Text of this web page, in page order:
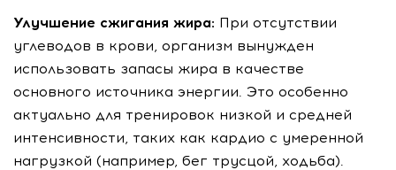
Улучшение сжигания жира: При отсутствии
углеводов в крови, организм вынужден
использовать запасы жира в качестве
основного источника энергии. Это особенно
актуально для тренировок низкой и средней
интенсивности, таких как кардио с умеренной
нагрузкой (например, бег трусцой, ходьба).